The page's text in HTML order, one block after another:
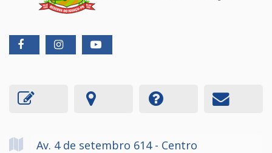
Av. 4 de setembro 614 - Centro